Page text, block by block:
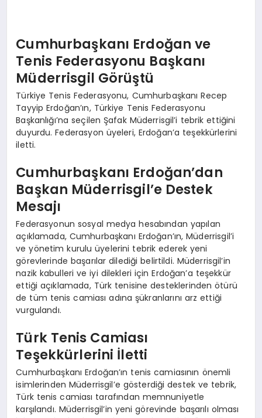
Cumhurbaşkanı Erdoğan ve
Tenis Federasyonu Başkanı
Müderrisgil Görüştü
Türkiye Tenis Federasyonu, Cumhurbaşkanı Recep
Tayyip Erdoğan’ın, Türkiye Tenis Federasyonu
Başkanlığı’na seçilen Şafak Müderrisgil’i tebrik ettiğini
duyurdu. Federasyon üyeleri, Erdoğan’a teşekkürlerini
iletti.
Cumhurbaşkanı Erdoğan’dan
Başkan Müderrisgil’e Destek
Mesajı
Federasyonun sosyal medya hesabından yapılan
açıklamada, Cumhurbaşkanı Erdoğan’ın, Müderrisgil’i
ve yönetim kurulu üyelerini tebrik ederek yeni
görevlerinde başarılar dilediği belirtildi. Müderrisgil’in
nazik kabulleri ve iyi dilekleri için Erdoğan’a teşekkür
ettiği açıklamada, Türk tenisine desteklerinden ötürü
de tüm tenis camiası adına şükranlarını arz ettiği
vurgulandı.
Türk Tenis Camiası
Teşekkürlerini İletti
Cumhurbaşkanı Erdoğan’ın tenis camiasının önemli
isimlerinden Müderrisgil’e gösterdiği destek ve tebrik,
Türk tenis camiası tarafından memnuniyetle
karşılandı. Müderrisgil’in yeni görevinde başarılı olması